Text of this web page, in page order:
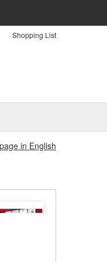
Shopping List
in English